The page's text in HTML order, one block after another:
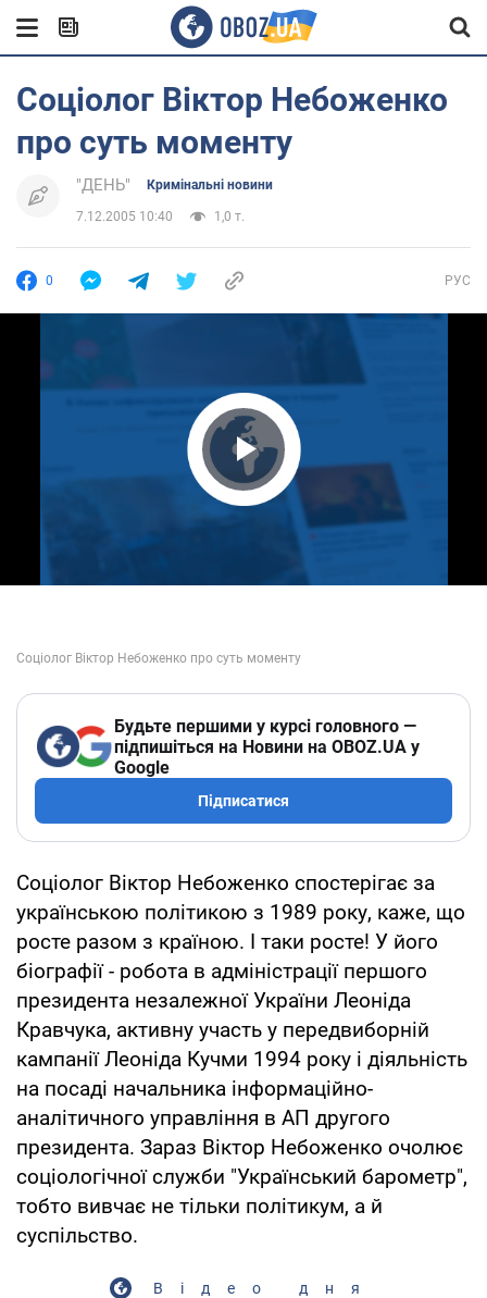
Соціолог Віктор Небоженко
про суть моменту
"ДЕНЬ" Кримінальні новини
7.12.2005 10:40 1,0 т.
0 РУС
Play Video
Будьте першими у курсі головного —
підпишіться на Новини на OBOZ.UA у
Google
Підписатися
Соціолог Віктор Небоженко спостерігає за
українською політикою з 1989 року, каже, що
росте разом з країною. І таки росте! У його
біографії - робота в адміністрації першого
президента незалежної України Леоніда
Кравчука, активну участь у передвиборній
кампанії Леоніда Кучми 1994 року і діяльність
на посаді начальника інформаційно-
аналітичного управління в АП другого
президента. Зараз Віктор Небоженко очолює
соціологічної служби "Український барометр",
тобто вивчає не тільки політикум, а й
суспільство.
Відео дня